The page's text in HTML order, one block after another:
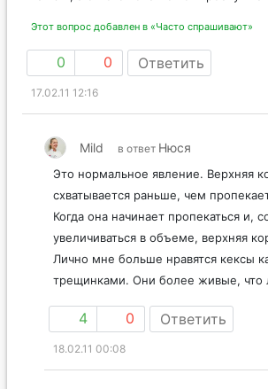
Этот вопрос добавлен в «Часто спрашивают»
0 0 Ответить
17.02.11 12:16
Mild в ответ Нюся
Это нормальное явление. Верхняя
схватывается раньше, чем
Когда она начинает пропекаться и,
увеличиваться в объеме, верхняя
Лично мне больше нравятся кексы
трещинками. Они более живые, что
4 0 Ответить
18.02.11 00:08